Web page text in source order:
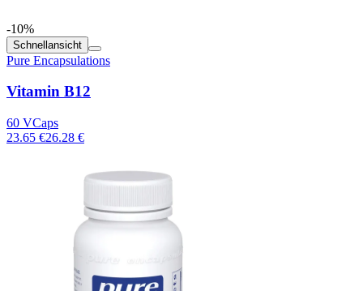
-10%
Schnellansicht
Pure Encapsulations
Vitamin B12
60 VCaps
23.65 €26.28 €